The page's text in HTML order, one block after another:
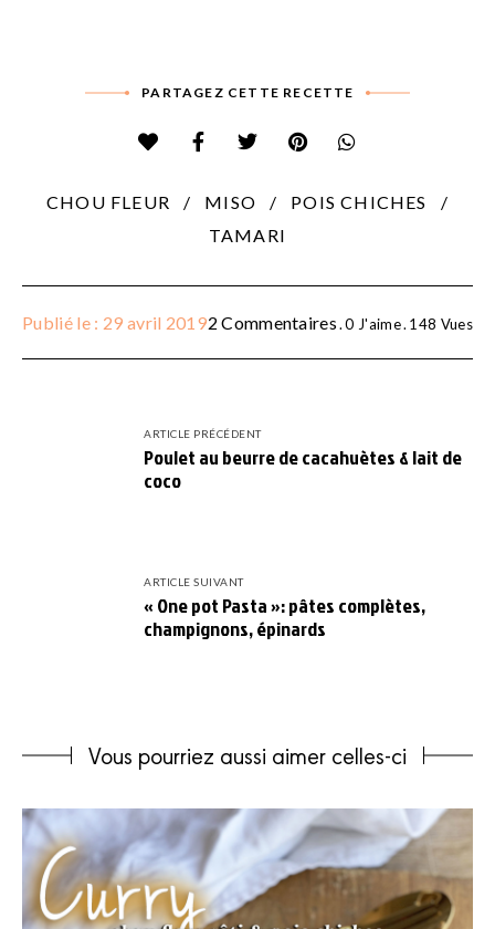
PARTAGEZ CETTE RECETTE
CHOU FLEUR MISO
POIS CHICHES
TAMARI
Publié le : 29 avril 20192 Commentaires 0 J'aime 148 Vues
ARTICLE PRÉCÉDENT
Poulet au beurre de cacahuètes & lait de
coco
ARTICLE SUIVANT
« One pot Pasta »: pâtes complètes,
champignons, épinards
Vous pourriez aussi aimer celles-ci